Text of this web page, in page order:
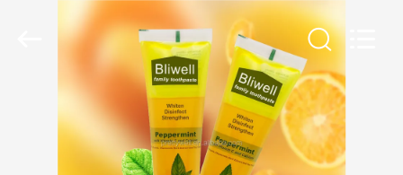
HUIS
PRODUCTEN